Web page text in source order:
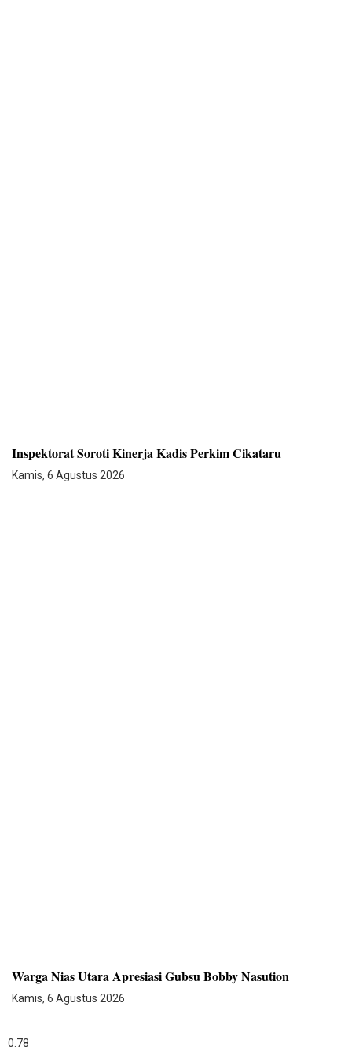
Inspektorat Soroti Kinerja Kadis Perkim Cikataru
Kamis, 6 Agustus 2026
Warga Nias Utara Apresiasi Gubsu Bobby Nasution
Kamis, 6 Agustus 2026